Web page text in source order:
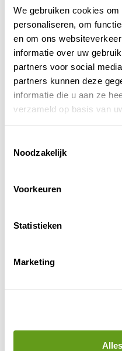
We gebruiken cookies
personaliseren, om
en om ons
informatie over uw
partners voor social
partners kunnen deze
informatie die u aan ze
verzameld op basis van
Noodzakelijk
Voorkeuren
Statistieken
Marketing
Laat je met dehuifkar
de wereld" of laat een
kennis over de
worden interessante
meeuwenkolonie op de
van de nacht vindt de
huifkar gaatsterren
De stranden zijn dan